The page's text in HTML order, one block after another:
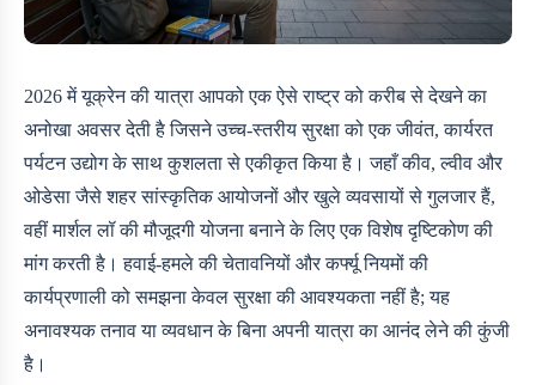
2026 में यूक्रेन की यात्रा आपको एक ऐसे राष्ट्र को करीब से देखने का
अनोखा अवसर देती है जिसने उच्च-स्तरीय सुरक्षा को एक जीवंत, कार्यरत
पर्यटन उद्योग के साथ कुशलता से एकीकृत किया है। जहाँ कीव, ल्वीव और
ओडेसा जैसे शहर सांस्कृतिक आयोजनों और खुले व्यवसायों से गुलजार हैं,
वहीं मार्शल लॉ की मौजूदगी योजना बनाने के लिए एक विशेष दृष्टिकोण की
मांग करती है। हवाई-हमले की चेतावनियों और कर्फ्यू नियमों की
कार्यप्रणाली को समझना केवल सुरक्षा की आवश्यकता नहीं है; यह
अनावश्यक तनाव या व्यवधान के बिना अपनी यात्रा का आनंद लेने की कुंजी
है।